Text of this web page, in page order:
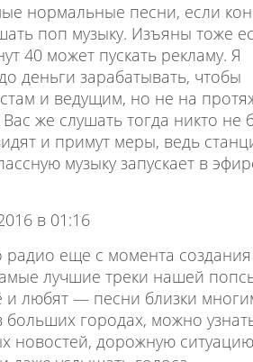
нормальные песни, если
поп музыку. Изъяны тоже
40 может пускать рекламу. Я
деньги зарабатывать, чтобы
и ведущим, но не на
же слушать тогда никто не
и примут меры, ведь
музыку запускает в
в 01:16
радио еще с момента
лучшие треки нашей
и любят — песни близки
больших городах, можно
новостей, дорожную